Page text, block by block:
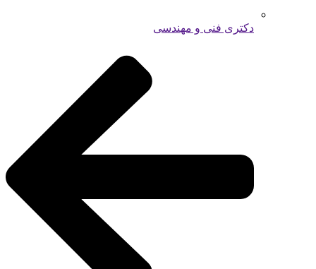
دکتری فنی و مهندسی